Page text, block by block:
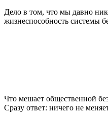
Дело в том, что мы давно
жизнеспособность системы
Что мешает общественной
Сразу ответ: ничего не